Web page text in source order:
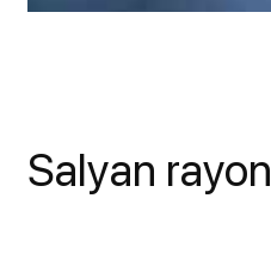
Salyan